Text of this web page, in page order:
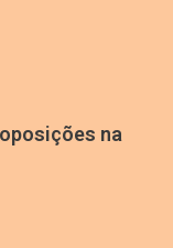
na